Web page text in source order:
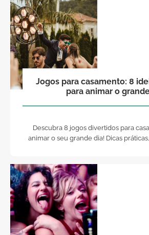
Jogos para casamento: 8
para animar o
Descubra 8 jogos divertidos para
animar o seu grande dia! Dicas